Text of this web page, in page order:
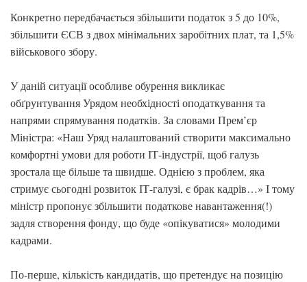
Конкретно передбачається збільшити податок з 5 до 10%,
збільшити ЄСВ з двох мінімальних заробітних плат, та 1,5%
військового збору.
У даній ситуації особливе обурення викликає
обґрунтування Урядом необхідності оподаткування та
напрями спрямування податків. За словами Прем’єр
Міністра: «Наш Уряд налаштований створити максимально
комфортні умови для роботи ІТ-індустрії, щоб галузь
зростала ще більше та швидше. Однією з проблем, яка
стримує сьогодні розвиток ІТ-галузі, є брак кадрів…» І тому
міністр пропонує збільшити податкове навантаження(!)
задля створення фонду, що буде «опікуватися» молодими
кадрами.
По-перше, кількість кандидатів, що претендує на позицію